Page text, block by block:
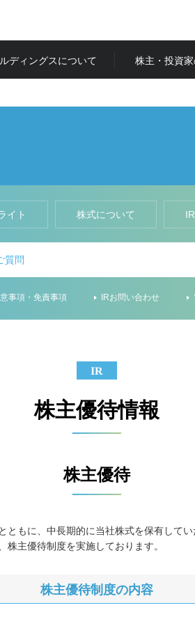
ディングスについて 株主・投資
イト 株式について
質問
事項・免責事項 IRお問い合わせ
IR
株主優待情報
株主優待
ともに、中長期的に当社株式を保有して
主優待制度を実施しております。
株主優待制度の内容